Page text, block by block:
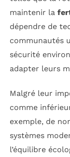
maintenir la
dépendre de
communautés
sécurité
adapter leurs
Malgré leur
comme
exemple, de
systèmes
l’équilibre